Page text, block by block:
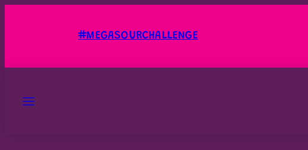
#MEGASOURCHALLENGE
SPEISEKARTE